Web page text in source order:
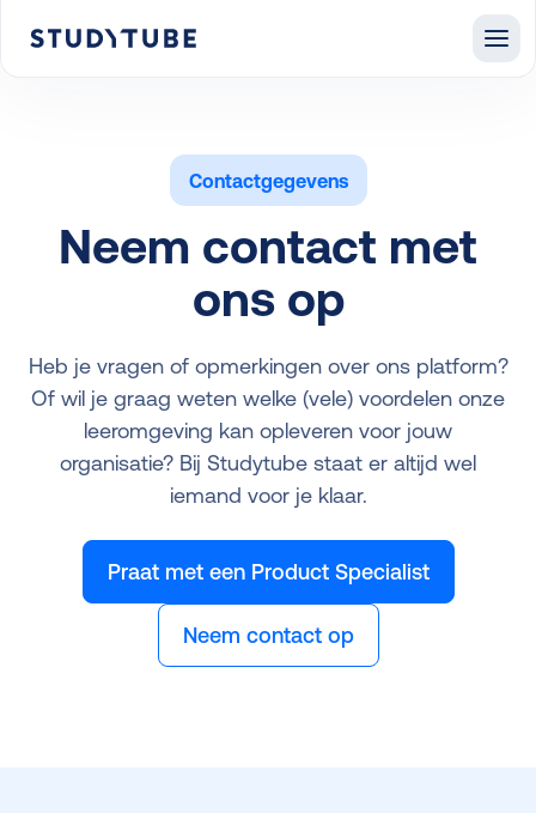
Contactgegevens
Neem contact met
ons op
Heb je vragen of opmerkingen over ons platform?
Of wil je graag weten welke (vele) voordelen onze
leeromgeving kan opleveren voor jouw
organisatie? Bij Studytube staat er altijd wel
iemand voor je klaar.
Praat met een Product Specialist
Neem contact op